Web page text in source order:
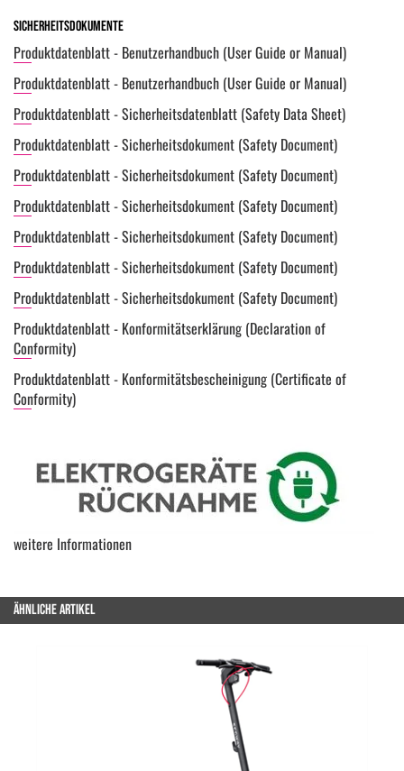
Sicherheitsdokumente
Produktdatenblatt - Benutzerhandbuch (User Guide or Manual)
Produktdatenblatt - Benutzerhandbuch (User Guide or Manual)
Produktdatenblatt - Sicherheitsdatenblatt (Safety Data Sheet)
Produktdatenblatt - Sicherheitsdokument (Safety Document)
Produktdatenblatt - Sicherheitsdokument (Safety Document)
Produktdatenblatt - Sicherheitsdokument (Safety Document)
Produktdatenblatt - Sicherheitsdokument (Safety Document)
Produktdatenblatt - Sicherheitsdokument (Safety Document)
Produktdatenblatt - Sicherheitsdokument (Safety Document)
Produktdatenblatt - Konformitätserklärung (Declaration of
Conformity)
Produktdatenblatt - Konformitätsbescheinigung (Certificate of
Conformity)
weitere Informationen
ÄHNLICHE ARTIKEL